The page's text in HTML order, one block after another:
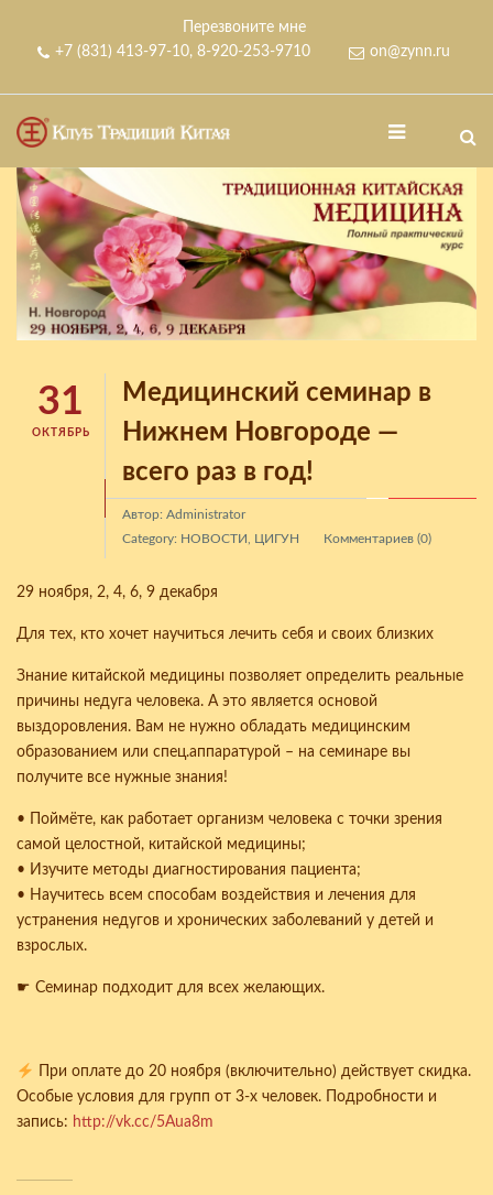
Перезвоните мне
+7 (831) 413-97-10, 8-920-253-9710 on@zynn.ru
31
ОКТЯБРЬ
Медицинский семинар в
Нижнем Новгороде —
всего раз в год!
Автор: Administrator
Category: НОВОСТИ, ЦИГУН Комментариев (0)
29 ноября, 2, 4, 6, 9 декабря
Для тех, кто хочет научиться лечить себя и своих близких
Знание китайской медицины позволяет определить реальные
причины недуга человека. А это является основой
выздоровления. Вам не нужно обладать медицинским
образованием или спец.аппаратурой – на семинаре вы
получите все нужные знания!
• Поймёте, как работает организм человека с точки зрения
самой целостной, китайской медицины;
• Изучите методы диагностирования пациента;
• Научитесь всем способам воздействия и лечения для
устранения недугов и хронических заболеваний у детей и
взрослых.
☛ Семинар подходит для всех желающих.
При оплате до 20 ноября (включительно) действует скидка.
Особые условия для групп от 3-х человек. Подробности и
запись: http://vk.cc/5Aua8m